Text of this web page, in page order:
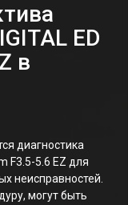
ED
в
диагностика
F3.5-5.6 EZ для
неисправностей.
могут быть